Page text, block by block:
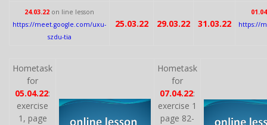
24.03.22 on line lesson
https://meet.google.com/uxu-
szdu-tia
25.03.22 29.03.22 31.03.22
https://
Hometask
for
05.04.22:
exercise
1, page
Hometask
for
07.04.22:
exercise 1
page 82-